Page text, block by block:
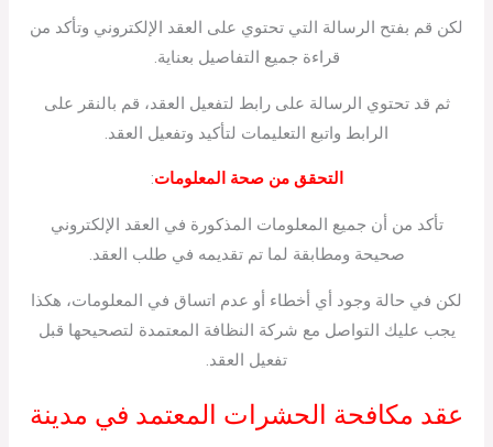
لكن قم بفتح الرسالة التي تحتوي على العقد الإلكتروني وتأكد من
قراءة جميع التفاصيل بعناية.
ثم قد تحتوي الرسالة على رابط لتفعيل العقد، قم بالنقر على
الرابط واتبع التعليمات لتأكيد وتفعيل العقد.
التحقق من صحة المعلومات:
تأكد من أن جميع المعلومات المذكورة في العقد الإلكتروني
صحيحة ومطابقة لما تم تقديمه في طلب العقد.
لكن في حالة وجود أي أخطاء أو عدم اتساق في المعلومات، هكذا
يجب عليك التواصل مع شركة النظافة المعتمدة لتصحيحها قبل
تفعيل العقد.
عقد مكافحة الحشرات المعتمد في مدينة